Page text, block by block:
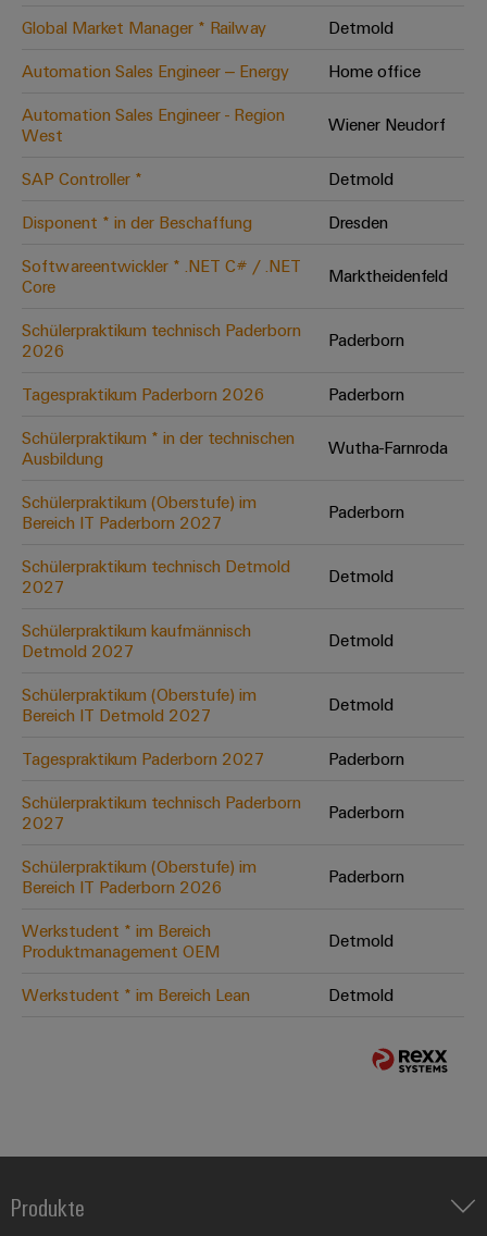
Produktinnovationen
Praxisnahe
Ihre Industrie.
Connectivity.
Configurator
auf einem
schnell
Global Market Manager * Railway
Detmold
Automation Sales Engineer – Energy
Home office
Automation Sales Engineer - Region
West
Wiener Neudorf
SAP Controller *
Detmold
Disponent * in der Beschaffung
Dresden
Softwareentwickler * .NET C# / .NET
Core
Marktheidenfeld
Schülerpraktikum technisch Paderborn
2026
Paderborn
Tagespraktikum Paderborn 2026
Paderborn
Schülerpraktikum * in der technischen
Ausbildung
Wutha-Farnroda
Schülerpraktikum (Oberstufe) im
Bereich IT Paderborn 2027
Paderborn
Schülerpraktikum technisch Detmold
2027
Detmold
Schülerpraktikum kaufmännisch
Detmold 2027
Detmold
Schülerpraktikum (Oberstufe) im
Bereich IT Detmold 2027
Detmold
Tagespraktikum Paderborn 2027
Paderborn
Schülerpraktikum technisch Paderborn
2027
Paderborn
Schülerpraktikum (Oberstufe) im
Bereich IT Paderborn 2026
Paderborn
Werkstudent * im Bereich
Produktmanagement OEM
Detmold
Werkstudent * im Bereich Lean Detmold
Produkte